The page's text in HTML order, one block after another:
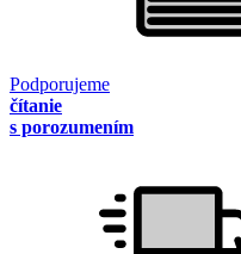
Podporujeme
čítanie
s porozumením